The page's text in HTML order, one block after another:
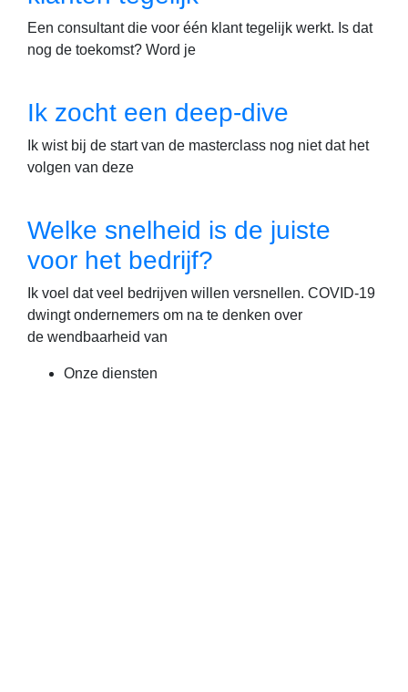
Een consultant die voor één klant tegelijk werkt. Is dat
nog de toekomst? Word je
Ik zocht een deep-dive
Ik wist bij de start van de masterclass nog niet dat het
volgen van deze
Welke snelheid is de juiste
voor het bedrijf?
Ik voel dat veel bedrijven willen versnellen. COVID-19
dwingt ondernemers om na te denken over
de wendbaarheid van
Onze diensten